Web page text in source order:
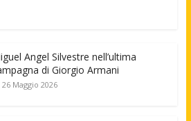
Angel Silvestre nell’ultima
di Giorgio Armani
26 Maggio 2026